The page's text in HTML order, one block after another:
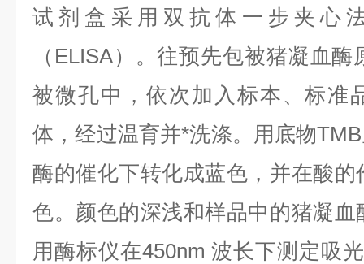
试剂盒采用双抗体一步夹心
（ELISA）。往预先包被猪凝血
被微孔中，依次加入标本、标准
体，经过温育并*洗涤。用底物
酶的催化下转化成蓝色，并在酸
色。颜色的深浅和样品中的猪凝
用酶标仪在450nm 波长下测定吸